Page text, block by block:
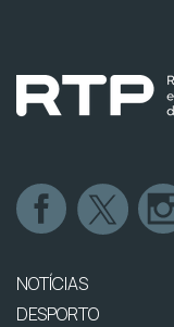
NOTÍCIAS
DESPORTO